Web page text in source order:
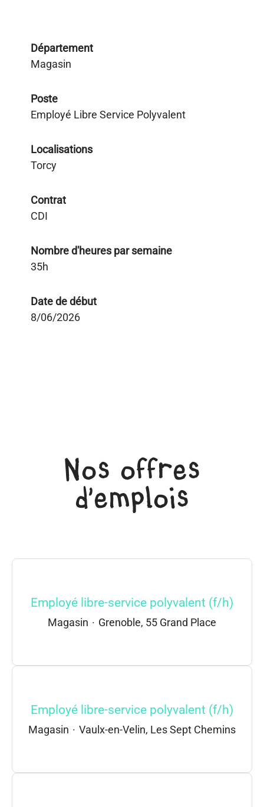
Département
Magasin
Poste
Employé Libre Service Polyvalent
Localisations
Torcy
Contrat
CDI
Nombre d'heures par semaine
35h
Date de début
8/06/2026
Nos offres
d'emplois
Employé libre-service polyvalent (f/h)
Magasin · Grenoble, 55 Grand Place
Employé libre-service polyvalent (f/h)
Magasin · Vaulx-en-Velin, Les Sept Chemins